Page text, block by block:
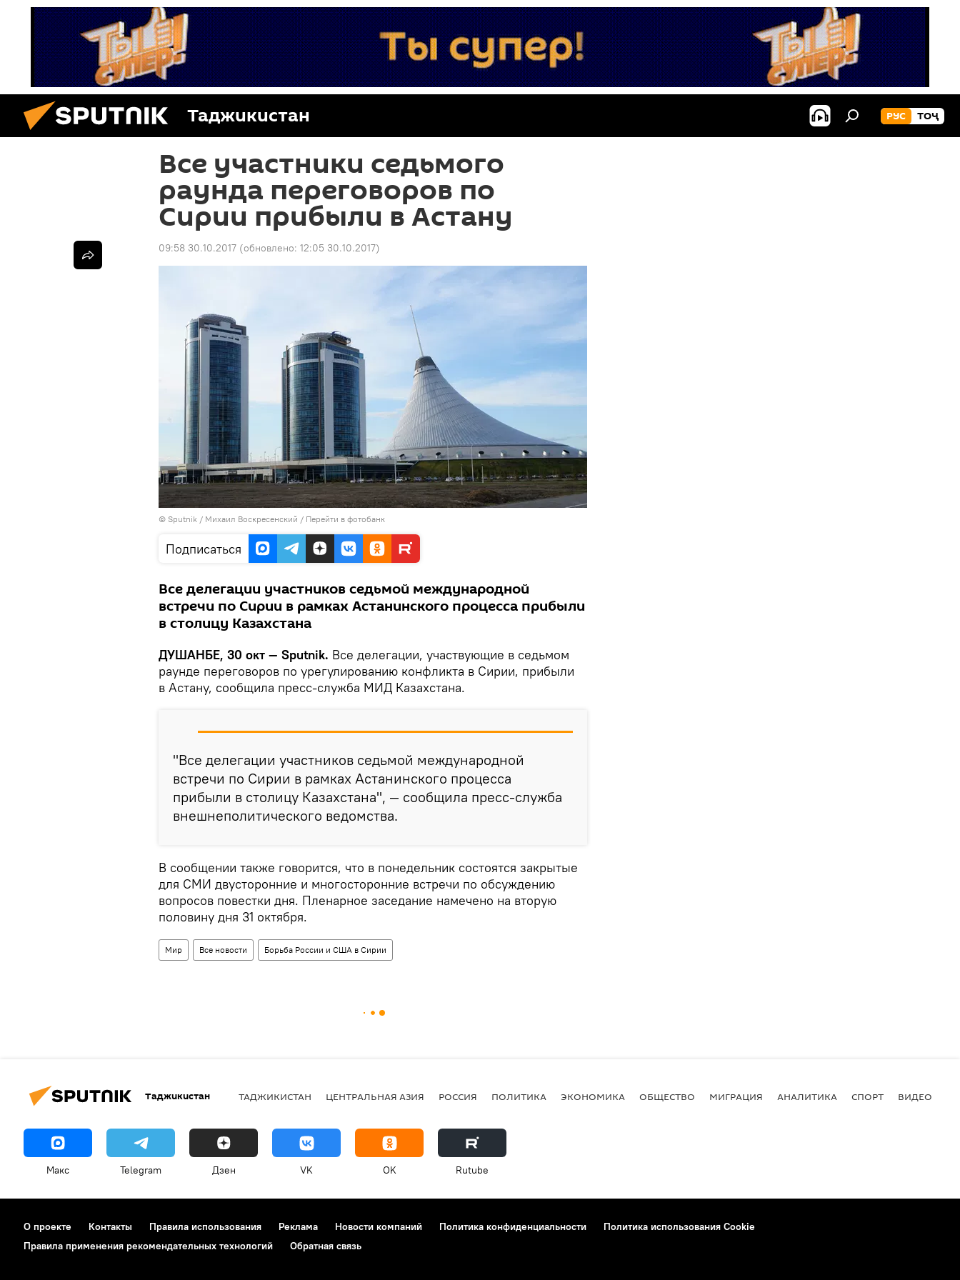
Таджикистан РУС ТОҶ
Все участники седьмого
раунда переговоров по
Сирии прибыли в Астану
09:58 30.10.2017 (обновлено: 12:05 30.10.2017)
© Sputnik / Михаил Воскресенский / Перейти в фотобанк
Подписаться
Все делегации участников седьмой международной
встречи по Сирии в рамках Астанинского процесса прибыли
в столицу Казахстана
ДУШАНБЕ, 30 окт — Sputnik. Все делегации, участвующие в седьмом
раунде переговоров по урегулированию конфликта в Сирии, прибыли
в Астану, сообщила пресс-служба МИД Казахстана.
"Все делегации участников седьмой международной
встречи по Сирии в рамках Астанинского процесса
прибыли в столицу Казахстана", — сообщила пресс-служба
внешнеполитического ведомства.
В сообщении также говорится, что в понедельник состоятся закрытые
для СМИ двусторонние и многосторонние встречи по обсуждению
вопросов повестки дня. Пленарное заседание намечено на вторую
половину дня 31 октября.
Мир Все новости Борьба России и США в Сирии
Таджикистан ТАДЖИКИСТАН ЦЕНТРАЛЬНАЯ АЗИЯ РОССИЯ ПОЛИТИКА ЭКОНОМИКА ОБЩЕСТВО МИГРАЦИЯ АНАЛИТИКА СПОРТ ВИДЕО
Макс Telegram Дзен VK OK Rutube
О проекте Контакты Правила использования Реклама Новости компаний Политика конфиденциальности
Политика использования Cookie
Правила применения рекомендательных технологий
Обратная связь